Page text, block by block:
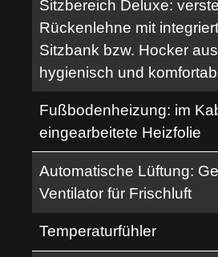
Sitzbereich Deluxe:
Rückenlehne mit
Sitzbank bzw. Hocker
hygienisch und
Fußbodenheizung: im
eingearbeitete Heizfolie
Automatische Lüftung:
Ventilator für Frischluft
Temperaturfühler